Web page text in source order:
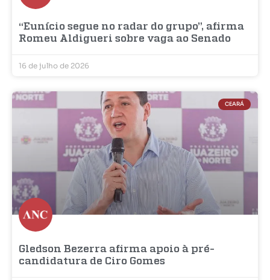
“Eunício segue no radar do grupo”, afirma
Romeu Aldigueri sobre vaga ao Senado
16 de julho de 2026
CEARÁ
Gledson Bezerra afirma apoio à pré-
candidatura de Ciro Gomes